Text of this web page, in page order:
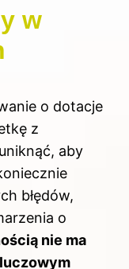
w
o dotacje
z
aby
błędów,
o
nie ma